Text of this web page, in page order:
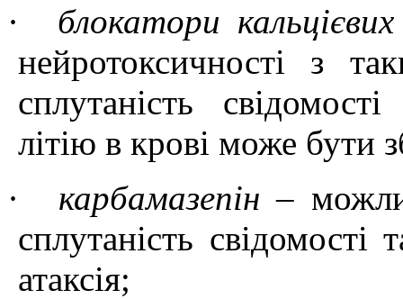
·
блокатори кальцієвих
нейротоксичності з
сплутаність
літію в крові може бути
·
карбамазепін –
сплутаність
атаксія;